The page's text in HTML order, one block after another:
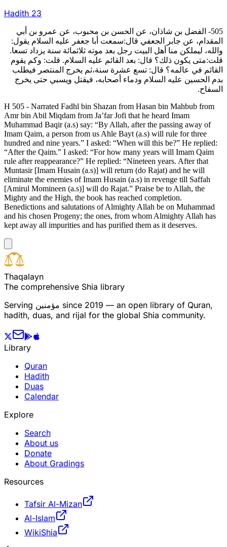
Hadith 23
505- الفضل بن شاذان، عن الحسن بن محبوب، عن عمرو بن أبي
المقدام، عن جابر الجعفي قال:سمعت أبا جعفر عليه السلام يقول:
والله، ليملكن منا أهل البيت رجل بعد موته ثلاثمائة سنة يزداد تسعا.
قلت:متى يكون ذلك؟ قال: بعد القائم عليه السلام. قلت: وكم يقوم
القائم في عالمه؟ قال: تسع عشرة سنة،ثم يخرج المنتصر فيطلب
بدم الحسين عليه السلام ودماء أصحابه، فيقتل ويسبي حتى يخرج
السفاح.
H 505 - Narrated Fadhl bin Shazan from Hasan bin Mahbub from
Amr bin Abil Miqdam from Ja’far Jofi that he heard Imam
Muhammad Baqir (a.s) say: “By Allah, after the passing away of
Imam Qaim, a person from us Ahle Bayt (a.s) will rule for three
hundred and nine years.” I asked: “When will this be?” He replied:
“After the Qaim.” I asked: “For how many years will Imam Qaim
rule after reappearance?” He replied: “Nineteen years. After that
Muntasir [Imam Husain (a.s)] will return (do Rajat) and he will
eliminate the enemies of Imam Husain (a.s) in revenge till Saffah
[Amirul Momineen (a.s)] will do Rajat.” Praise be to Allah, the
Mighty and the High, the book has reached completion.
Benedictions and salutations of Almighty Allah be on Muhammad
and his chosen Progeny; the ones, from whom Almighty Allah has
kept away all impurities and has purified them as it deserves.
Thaqalayn
The comprehensive Shia library
Serving مؤمنین since 2019 — an open library of Quran,
hadith, duas, and rijal for the global Shia community.
Library
Quran
Hadith
Duas
Calendar
Explore
Search
About us
Donate
About Gradings
Resources
Tafsir Al-Mizan
Al-Islam
WikiShia